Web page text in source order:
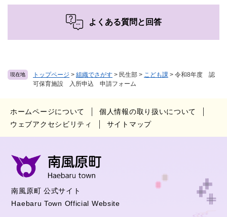
現在地 トップページ > 組織でさがす > 民生部 > こども課 > 令和8年度 認
可保育施設 入所申込 申請フォーム
よくある質問と回答
ホームページについて
個人情報の取り扱いについて
ウェブアクセシビリティ
サイトマップ
南風原町 公式サイト
Haebaru Town Official Website